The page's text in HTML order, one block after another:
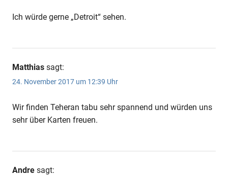
Ich würde gerne „Detroit“ sehen.
Matthias sagt:
24. November 2017 um 12:39 Uhr
Wir finden Teheran tabu sehr spannend und würden uns
sehr über Karten freuen.
Andre sagt: